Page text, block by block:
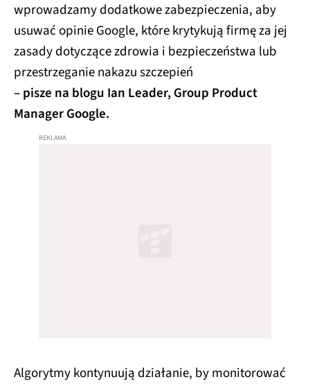
wprowadzamy dodatkowe zabezpieczenia, aby
usuwać opinie Google, które krytykują firmę za jej
zasady dotyczące zdrowia i bezpieczeństwa lub
przestrzeganie nakazu szczepień
– pisze na blogu Ian Leader, Group Product
Manager Google.
Algorytmy kontynuują działanie, by monitorować